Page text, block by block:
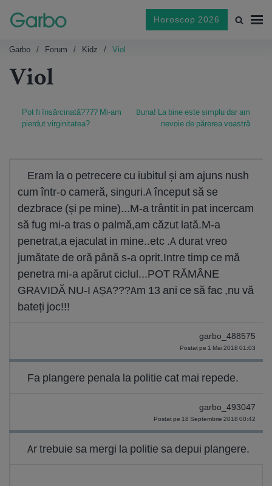
Horoscop 2026
Garbo Forum Kidz Viol
Viol
Pot fi însărcinată???? Mi-am
pierdut virginitatea?
Buna! La bine este simplu dar am
nevoie de părerea voastră
Eram la o petrecere cu iubitul și am ajuns nush
cum într-o cameră, singuri.A început să se
dezbrace (și pe mine)...M-a trântit in pat incercam
să fug mi-a tras o palmă,am căzut lată.M-a
penetrat,a ejaculat in mine..etc .A durat vreo
jumătate de oră până s-a oprit.Intre timp ce mă
penetra mi-a apărut ciclul...POT RĂMÂNE
GRAVIDĂ NU-I AȘA???Am 13 ani ce să fac ,nu vă
bateți joc!!!
garbo_488575
Postat pe 1 Mai 2018 01:03
Fa plangere penala la politie cat mai repede.
garbo_493047
Postat pe 18 Septembrie 2018 00:42
Ar trebuie sa mergi la politie sa depui plangere.